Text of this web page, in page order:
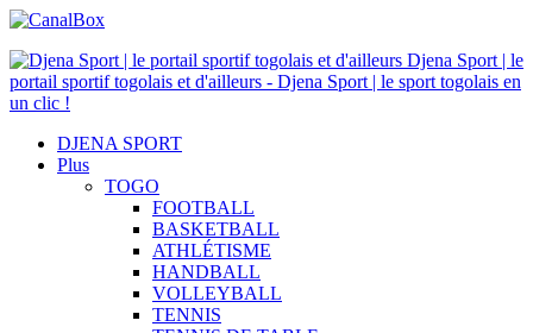
Djena Sport | le
portail sportif togolais et d'ailleurs - Djena Sport | le sport togolais en
un clic !
DJENA SPORT
Plus
TOGO
FOOTBALL
BASKETBALL
ATHLÉTISME
HANDBALL
VOLLEYBALL
TENNIS